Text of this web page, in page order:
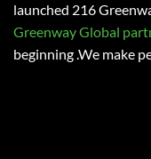
launched 216
Greenway Global
beginning .We make